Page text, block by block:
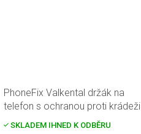
PhoneFix Valkental držák na
telefon s ochranou proti krádeži
SKLADEM IHNED K ODBĚRU